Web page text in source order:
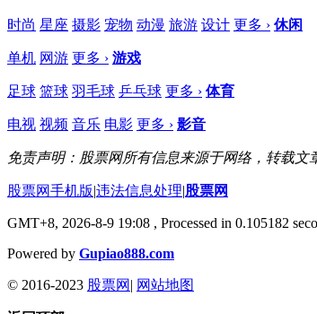
时尚 星座 摄影 宠物 动漫 旅游 设计 更多 › 休闲
单机 网游 更多 › 游戏
足球 篮球 羽毛球 乒乓球 更多 › 体育
电视 视频 音乐 电影 更多 › 影音
免责声明：股票网所有信息来源于网络，转载
股票网手机版|违法信息处理|股票网
GMT+8, 2026-8-9 19:08 , Processed in 0.105182
Powered by Gupiao888.com
© 2016-2023 股票网 | 网站地图